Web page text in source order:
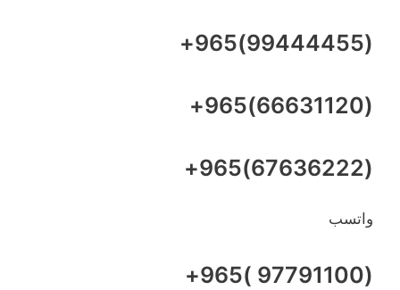
(99444455)965+
(66631120)965+
(67636222)965+
واتسب
(97791100 )965+